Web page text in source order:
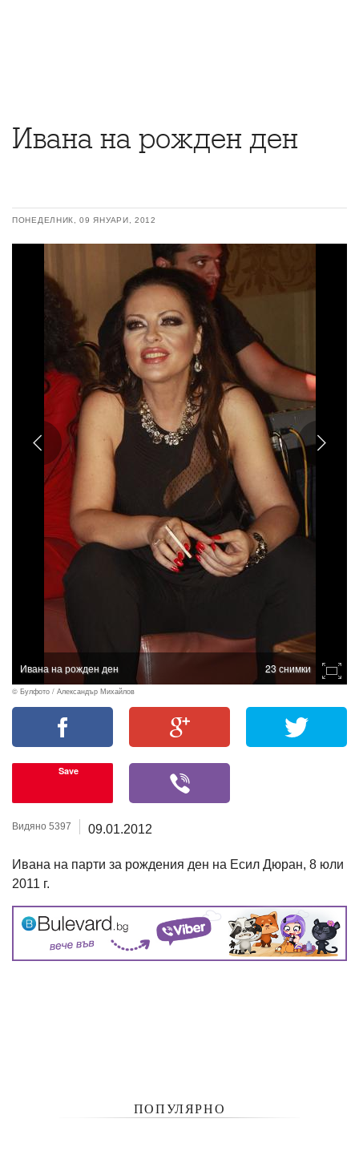
Ивана на рожден ден
ПОНЕДЕЛНИК, 09 ЯНУАРИ, 2012
Ивана на рожден ден 23 снимки
© Булфото / Александър Михайлов
Save
Видяно 5397 09.01.2012
Ивана на парти за рождения ден на Есил Дюран, 8 юли
2011 г.
ПОПУЛЯРНО